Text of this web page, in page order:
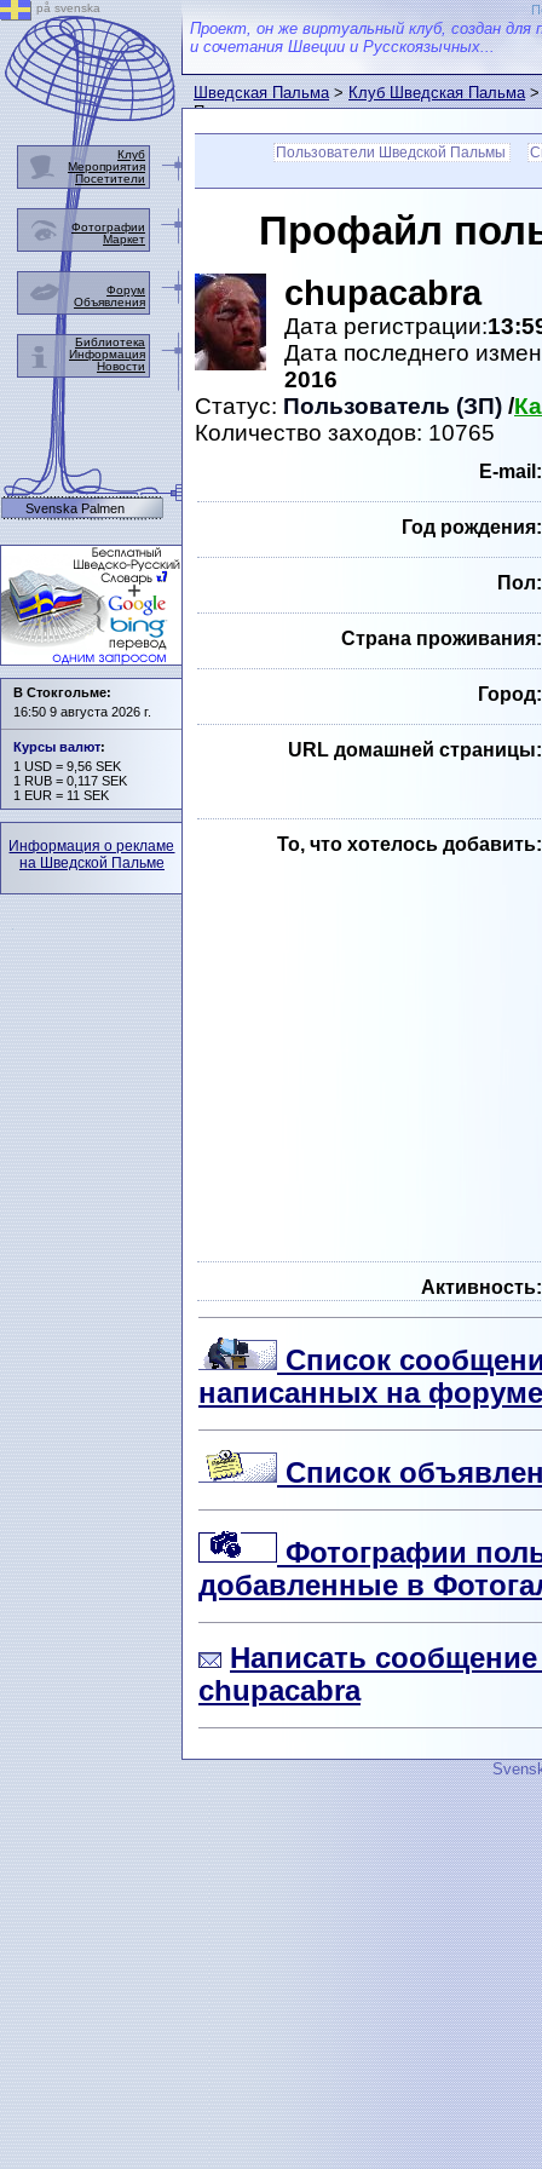
Проект, он же виртуальный клуб, создан для
и сочетания Швеции и Русскоязычных...
Шведская Пальма>Клуб Шведская Пальма>
Пальмы
Пользователи Шведской Пальмы
Профайл
chupacabra
Дата регистрации:
Дата последнего
2016
Статус: Пользователь (ЗП) /
Количество заходов: 10765
Е-mail:
Год рождения:
Пол:
Страна проживания:
Город:
URL домашней страницы:
То, что хотелось добавить:
Активность:
Список
написанных на форуме
Список
Фотографии
добавленные в
Написать
chupacabra
på svenska
Клуб
Мероприятия
Посетители
Фотографии
Маркет
Форум
Объявления
Библиотека
Информация
Новости
Svenska Palmen
В Стокгольме:
16:50 9 августа 2026 г.
Курсы валют:
1 USD = 9,56 SEK
1 RUB = 0,117 SEK
1 EUR = 11 SEK
Информация о рекламе
на Шведской Пальме